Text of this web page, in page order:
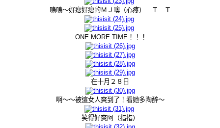
嗚嗚～好瘦好瘦的ＭＪ噢（心疼） Ｔ＿Ｔ
ONE MORE TIME！！！
在十月２８日
啊～～被這女人爽到了！看她多陶醉～
笑得好爽阿（指指）